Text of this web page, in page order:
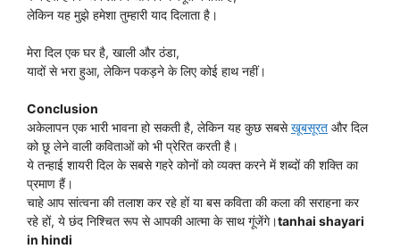
लेकिन यह मुझे हमेशा तुम्हारी याद दिलाता है।
मेरा दिल एक घर है, खाली और ठंडा,
यादों से भरा हुआ, लेकिन पकड़ने के लिए कोई हाथ नहीं।
Conclusion
अकेलापन एक भारी भावना हो सकती है, लेकिन यह कुछ सबसेखूबसूरत और दिल
को छू लेने वाली कविताओं को भी प्रेरित करती है।
ये तन्हाई शायरी दिल के सबसे गहरे कोनों को व्यक्त करने में शब्दों की शक्ति का
प्रमाण हैं।
चाहे आप सांत्वना की तलाश कर रहे हों या बस कविता की कला की सराहना कर
रहे हों, ये छंद निश्चित रूप से आपकी आत्मा के साथ गूंजेंगे।tanhai shayari
in hindi